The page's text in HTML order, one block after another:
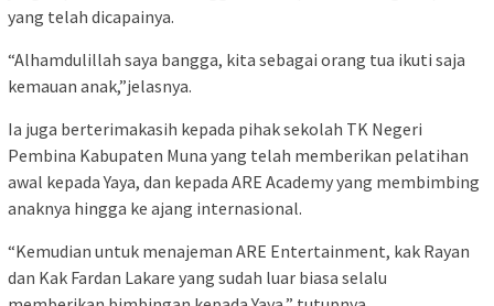
yang telah dicapainya.
“Alhamdulillah saya bangga, kita sebagai orang tua ikuti saja
kemauan anak,”jelasnya.
Ia juga berterimakasih kepada pihak sekolah TK Negeri
Pembina Kabupaten Muna yang telah memberikan pelatihan
awal kepada Yaya, dan kepada ARE Academy yang membimbing
anaknya hingga ke ajang internasional.
“Kemudian untuk menajeman ARE Entertainment, kak Rayan
dan Kak Fardan Lakare yang sudah luar biasa selalu